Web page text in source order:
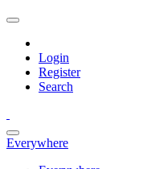
Login
Register
Search
Everywhere